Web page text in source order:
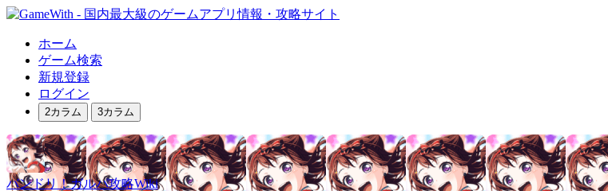
ホーム
ゲーム検索
新規登録
ログイン
2カラム 3カラム
バンドリ！ガルパ攻略Wiki